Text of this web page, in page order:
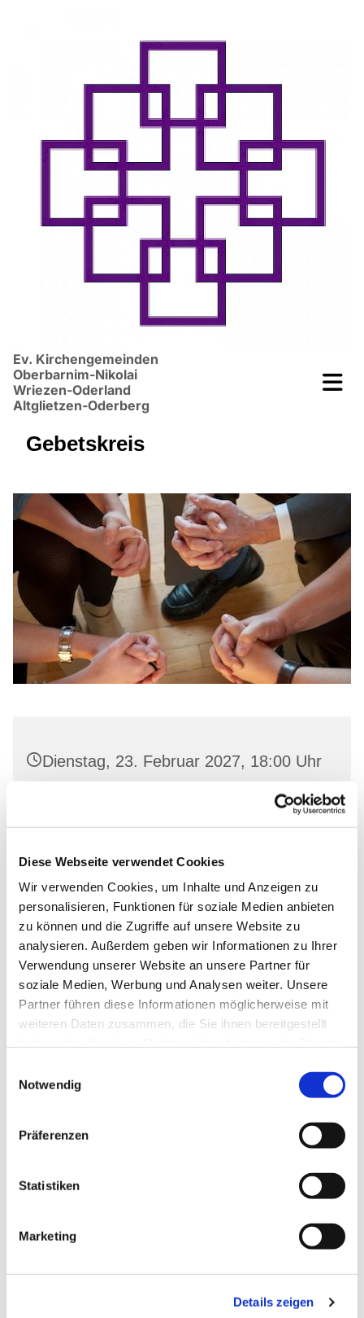
Diese Webseite verwendet Cookies
Wir verwenden Cookies, um Inhalte und Anzeigen zu
personalisieren, Funktionen für soziale Medien anbieten
zu können und die Zugriffe auf unsere Website zu
analysieren. Außerdem geben wir Informationen zu Ihrer
Verwendung unserer Website an unsere Partner für
soziale Medien, Werbung und Analysen weiter. Unsere
Partner führen diese Informationen möglicherweise mit
weiteren Daten zusammen, die Sie ihnen bereitgestellt
Notwendig
Präferenzen
Statistiken
Marketing
Details zeigen
Ev. Kirchengemeinden
Oberbarnim-Nikolai
Wriezen-Oderland
Altglietzen-Oderberg
Gebetskreis
Dienstag, 23. Februar 2027, 18:00 Uhr
Gemeinderaum 1, Ev. Kirche Wriezen,
Markt, 16269 Wriezen